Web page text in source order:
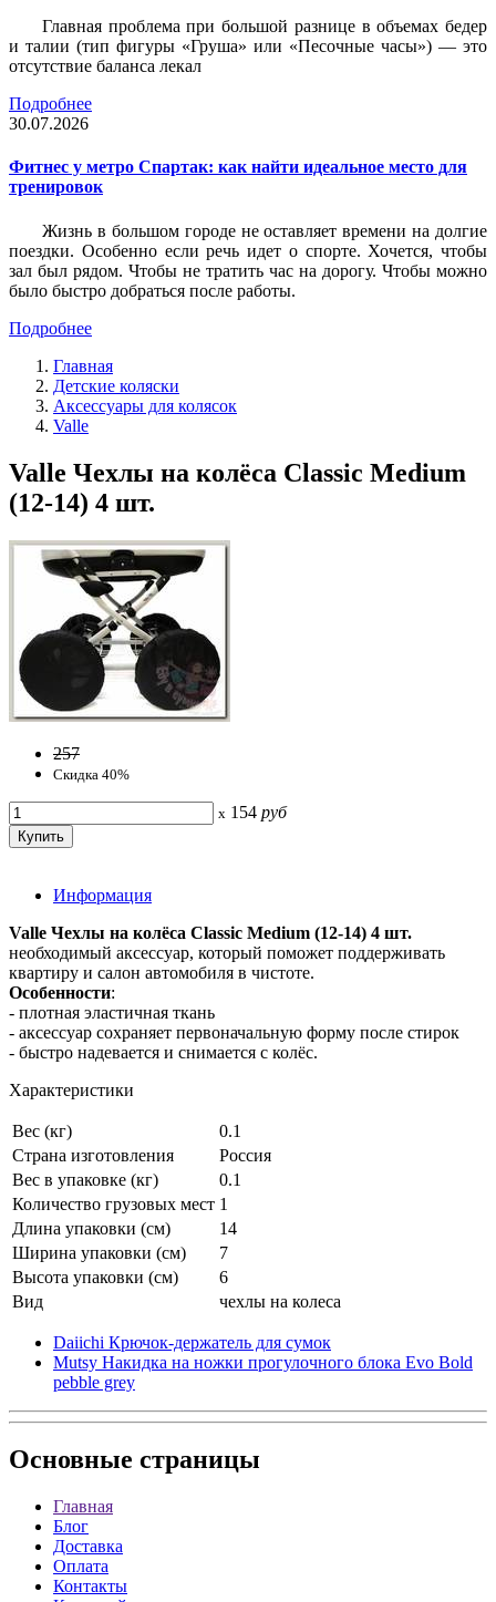
Главная проблема при большой разнице в объемах бедер
и талии (тип фигуры «Груша» или «Песочные часы») — это
отсутствие баланса лекал
Подробнее
30.07.2026
Фитнес у метро Спартак: как найти идеальное место для
тренировок
Жизнь в большом городе не оставляет времени на долгие
поездки. Особенно если речь идет о спорте. Хочется, чтобы
зал был рядом. Чтобы не тратить час на дорогу. Чтобы можно
было быстро добраться после работы.
Подробнее
Главная
Детские коляски
Аксессуары для колясок
Valle
Valle Чехлы на колёса Classic Medium
(12-14) 4 шт.
257
Скидка 40%
x 154 руб
Информация
Valle Чехлы на колёса Classic Medium (12-14) 4 шт.
необходимый аксессуар, который поможет поддерживать
квартиру и салон автомобиля в чистоте.
Особенности:
- плотная эластичная ткань
- аксессуар сохраняет первоначальную форму после стирок
- быстро надевается и снимается с колёс.
Характеристики
Вес (кг)
0.1
Страна изготовления
Россия
Вес в упаковке (кг)
0.1
Количество грузовых мест 1
Длина упаковки (см)
14
Ширина упаковки (см)
7
Высота упаковки (см)
6
Вид
чехлы на колеса
Daiichi Крючок-держатель для сумок
Mutsy Накидка на ножки прогулочного блока Evo Bold
pebble grey
Основные страницы
Главная
Блог
Доставка
Оплата
Контакты